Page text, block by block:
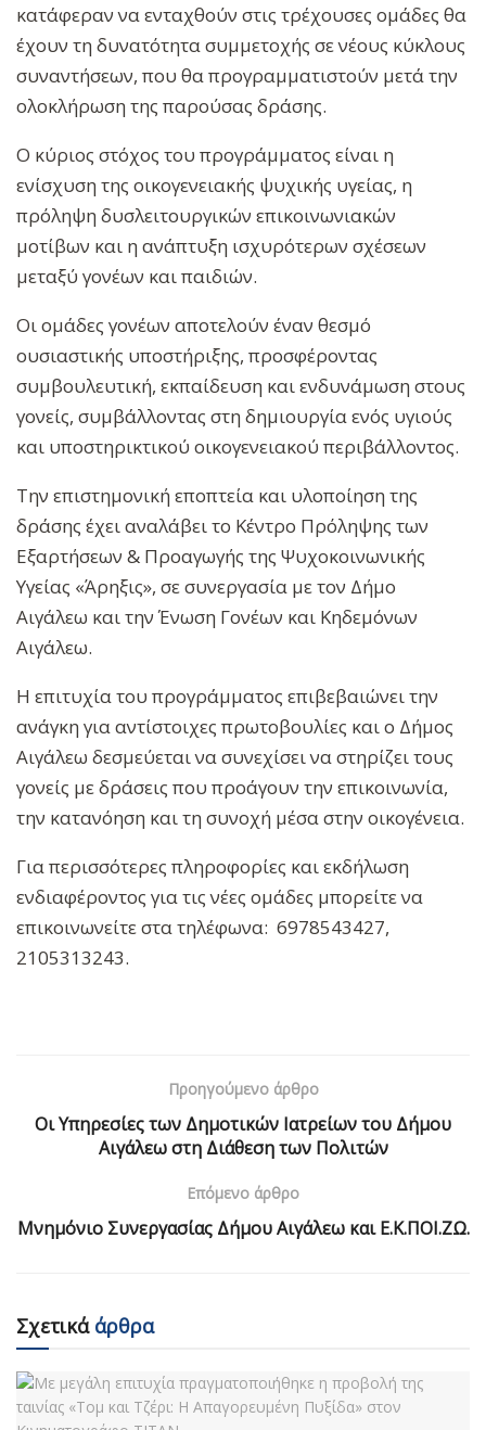
κατάφεραν να ενταχθούν στις τρέχουσες ομάδες θα
έχουν τη δυνατότητα συμμετοχής σε νέους κύκλους
συναντήσεων, που θα προγραμματιστούν μετά την
ολοκλήρωση της παρούσας δράσης.
Ο κύριος στόχος του προγράμματος είναι η
ενίσχυση της οικογενειακής ψυχικής υγείας, η
πρόληψη δυσλειτουργικών επικοινωνιακών
μοτίβων και η ανάπτυξη ισχυρότερων σχέσεων
μεταξύ γονέων και παιδιών.
Οι ομάδες γονέων αποτελούν έναν θεσμό
ουσιαστικής υποστήριξης, προσφέροντας
συμβουλευτική, εκπαίδευση και ενδυνάμωση στους
γονείς, συμβάλλοντας στη δημιουργία ενός υγιούς
και υποστηρικτικού οικογενειακού περιβάλλοντος.
Την επιστημονική εποπτεία και υλοποίηση της
δράσης έχει αναλάβει το Κέντρο Πρόληψης των
Εξαρτήσεων & Προαγωγής της Ψυχοκοινωνικής
Υγείας «Άρηξις», σε συνεργασία με τον Δήμο
Αιγάλεω και την Ένωση Γονέων και Κηδεμόνων
Αιγάλεω.
Η επιτυχία του προγράμματος επιβεβαιώνει την
ανάγκη για αντίστοιχες πρωτοβουλίες και ο Δήμος
Αιγάλεω δεσμεύεται να συνεχίσει να στηρίζει τους
γονείς με δράσεις που προάγουν την επικοινωνία,
την κατανόηση και τη συνοχή μέσα στην οικογένεια.
Για περισσότερες πληροφορίες και εκδήλωση
ενδιαφέροντος για τις νέες ομάδες μπορείτε να
επικοινωνείτε στα τηλέφωνα: 6978543427,
2105313243.
Προηγούμενο άρθρο
Οι Υπηρεσίες των Δημοτικών Ιατρείων του Δήμου
Αιγάλεω στη Διάθεση των Πολιτών
Επόμενο άρθρο
Μνημόνιο Συνεργασίας Δήμου Αιγάλεω και Ε.Κ.ΠΟΙ.ΖΩ.
Σχετικάάρθρα